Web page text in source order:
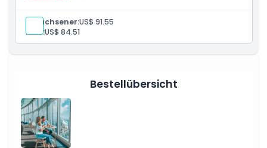
Erwachsener:US$ 91.55
Kind:US$ 84.51
Bestellübersicht